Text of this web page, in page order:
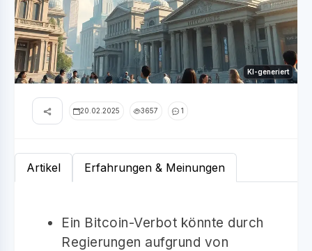
KI-generiert
20.02.2025 3657 1
Artikel Erfahrungen & Meinungen
Ein Bitcoin-Verbot könnte durch
Regierungen aufgrund von